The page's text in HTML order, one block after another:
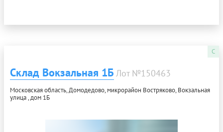
C
Склад Вокзальная 1Б Лот №150463
Московская область, Домодедово, микрорайон Востряково, Вокзальная
улица , дом 1Б